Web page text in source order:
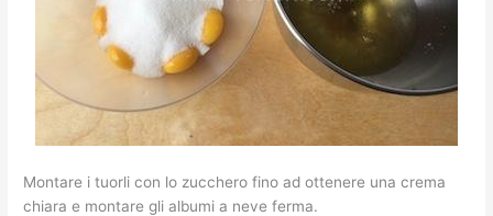
Montare i tuorli con lo zucchero fino ad ottenere una crema
chiara e montare gli albumi a neve ferma.